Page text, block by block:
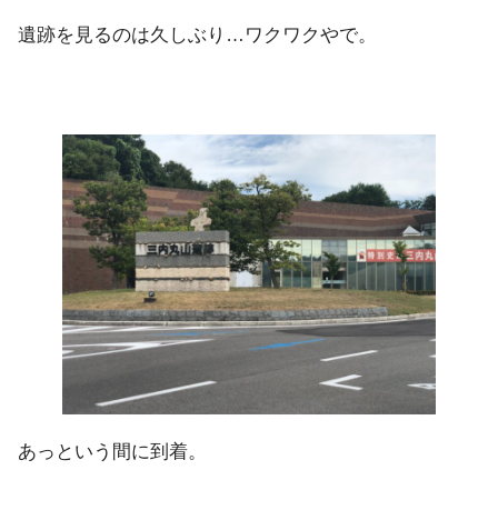
遺跡を見るのは久しぶり…ワクワクやで。
あっという間に到着。